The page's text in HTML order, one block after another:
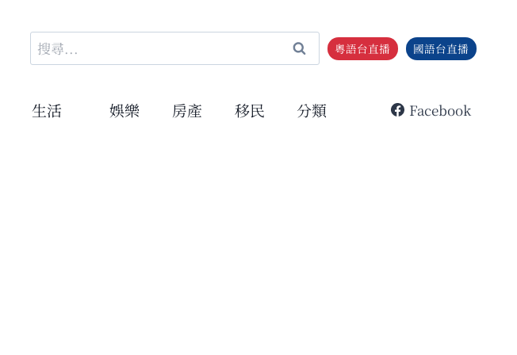
搜
尋
鍵
粵語台直播 國語台直播
生活 娛樂 房產 移民 分類 Facebook